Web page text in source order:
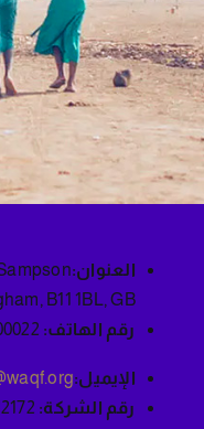
العنوان:
B11 1BL, GB
رقم الهاتف:
الإيميل:
رقم الشركة: